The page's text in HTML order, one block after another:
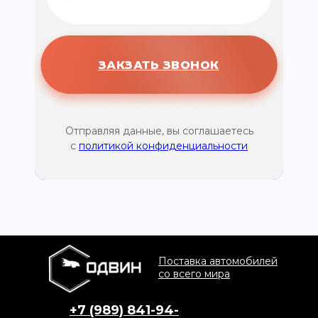
Отправляя данные, вы соглашаетесь
с политикой конфиденциальности
ЗАКЗАТЬ ЗВОНОК
+7 (989) 841-94-
Поставка автомобилей
со всего мира